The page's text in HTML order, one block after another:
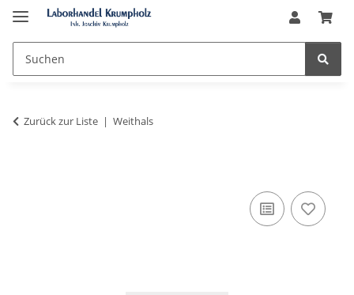
Zurück zur Liste Weithals